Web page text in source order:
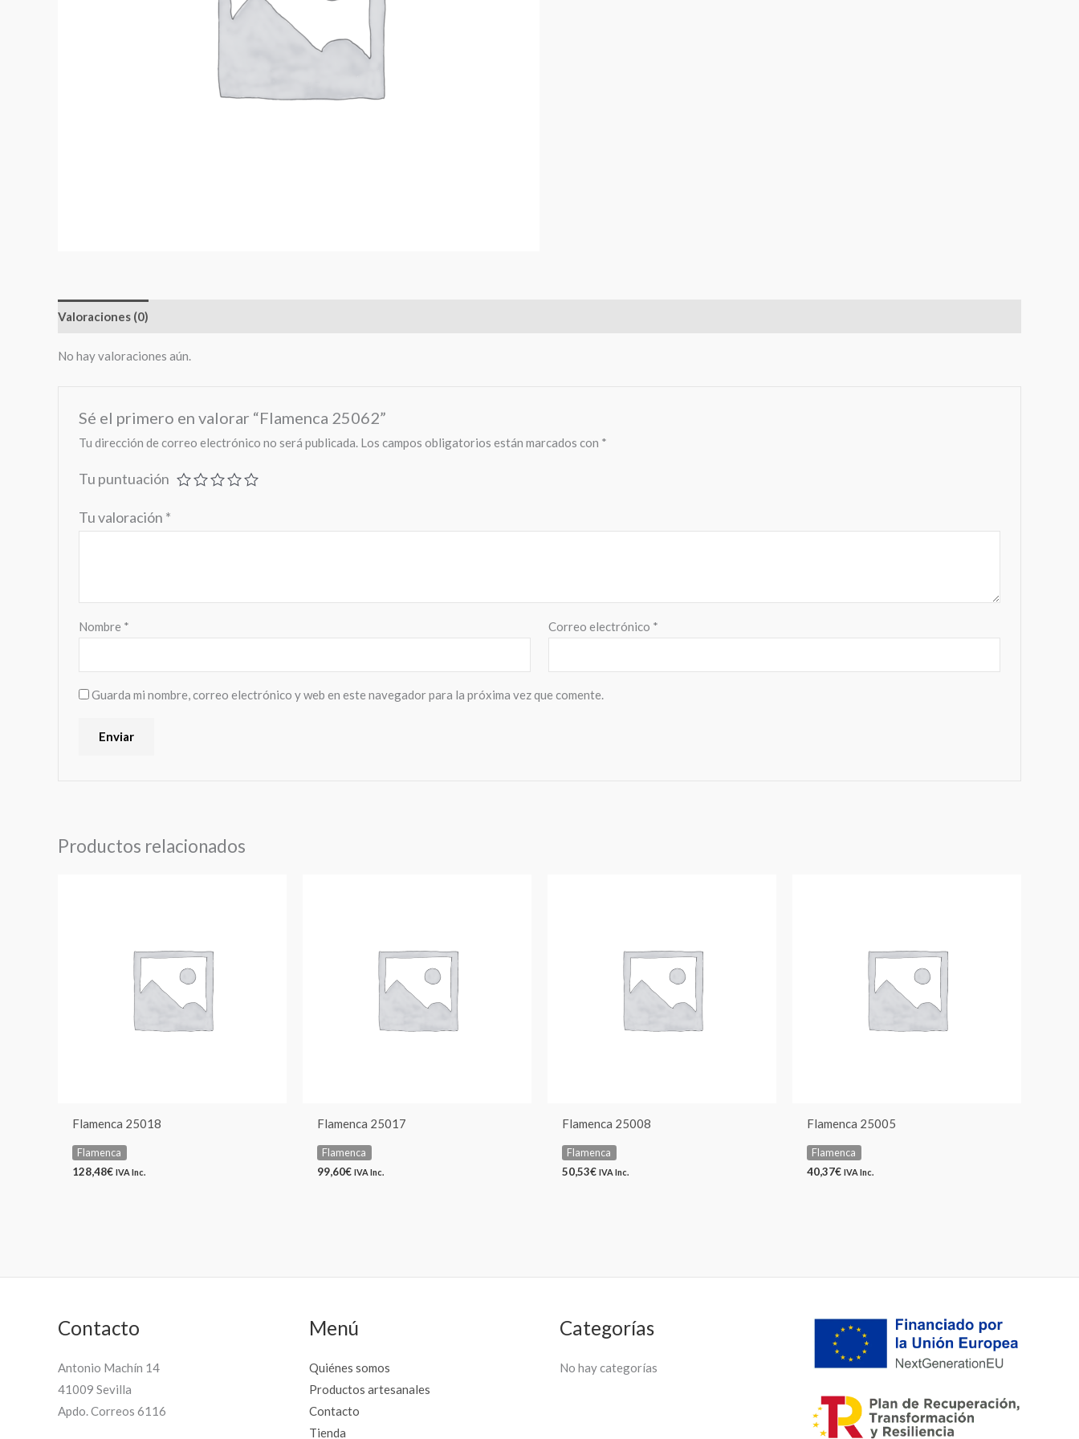
Valoraciones (0)
No hay valoraciones aún.
Sé el primero en valorar “Flamenca 25062”
Tu dirección de correo electrónico no será publicada. Los campos obligatorios están marcados con *
Tu puntuación
Tu valoración *
Nombre * Correo electrónico *
Guarda mi nombre, correo electrónico y web en este navegador para la próxima vez que comente.
Productos relacionados
Flamenca 25018
Flamenca
128,48€ IVA Inc.
Flamenca 25017
Flamenca
99,60€ IVA Inc.
Flamenca 25008
Flamenca
50,53€ IVA Inc.
Flamenca 25005
Flamenca
40,37€ IVA Inc.
Contacto
Antonio Machín 14
41009 Sevilla
Apdo. Correos 6116
Menú
Quiénes somos
Productos artesanales
Contacto
Tienda
Categorías
No hay categorías